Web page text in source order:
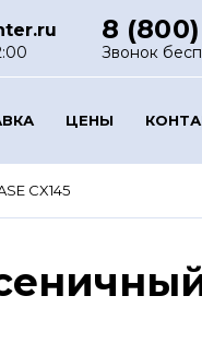
8
Звонок
ЦЕНЫ
CX145